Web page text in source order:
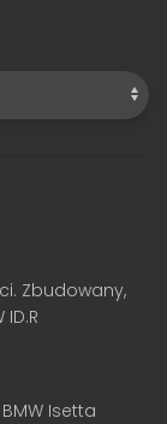
Zbudowany,
Isetta